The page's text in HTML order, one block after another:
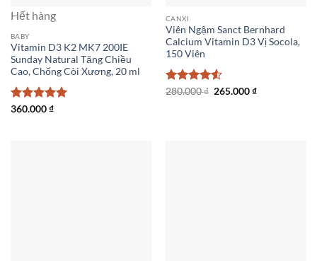
Hết hàng
BABY
Vitamin D3 K2 MK7 200IE
Sunday Natural Tăng Chiều
Cao, Chống Còi Xương, 20 ml
Được xếp
360.000₫
CANXI
Viên Ngậm Sanct Bernhard
Calcium Vitamin D3 Vị Socola,
150 Viên
Được xếp
280.000₫ Giá
265.000₫Giá